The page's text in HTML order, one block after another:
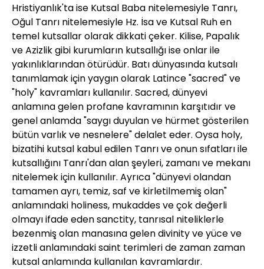
Hristiyanlık'ta ise Kutsal Baba nitelemesiyle Tanrı,
Oğul Tanrı nitelemesiyle Hz. İsa ve Kutsal Ruh en
temel kutsallar olarak dikkati çeker. Kilise, Papalık
ve Azizlik gibi kurumların kutsallığı ise onlar ile
yakınlıklarından ötürüdür. Batı dünyasında kutsalı
tanımlamak için yaygın olarak Latince "sacred" ve
"holy" kavramları kullanılır. Sacred, dünyevi
anlamına gelen profane kavramının karşıtıdır ve
genel anlamda "saygı duyulan ve hürmet gösterilen
bütün varlık ve nesnelere" delalet eder. Oysa holy,
bizatihi kutsal kabul edilen Tanrı ve onun sıfatları ile
kutsallığını Tanrı'dan alan şeyleri, zamanı ve mekanı
nitelemek için kullanılır. Ayrıca "dünyevi olandan
tamamen ayrı, temiz, saf ve kirletilmemiş olan"
anlamındaki holiness, mukaddes ve çok değerli
olmayı ifade eden sanctity, tanrısal niteliklerle
bezenmiş olan manasına gelen divinity ve yüce ve
izzetli anlamındaki saint terimleri de zaman zaman
kutsal anlamında kullanılan kavramlardır.